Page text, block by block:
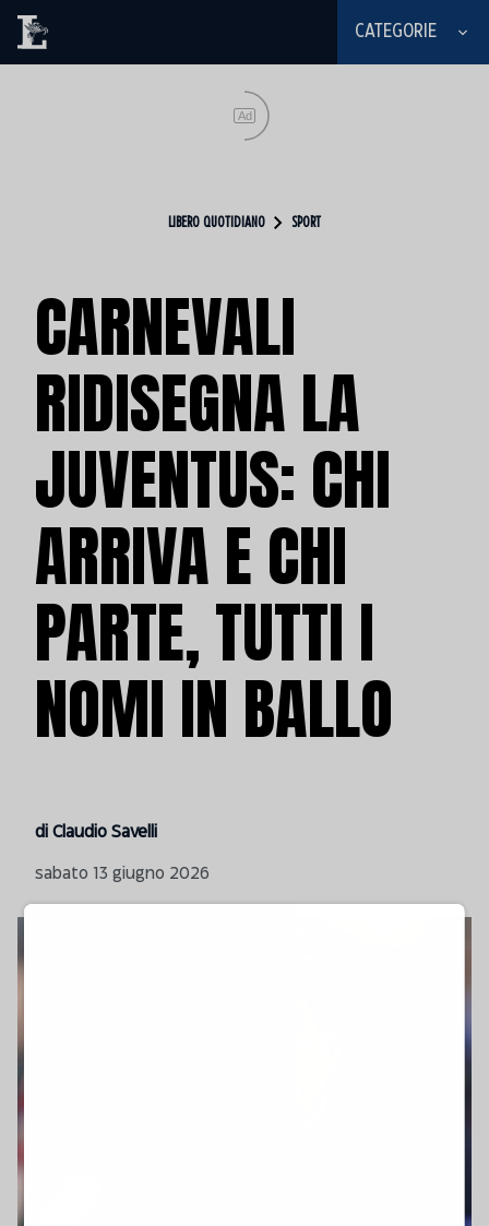
CATEGORIE
Ad
LIBERO QUOTIDIANO SPORT
CARNEVALI
RIDISEGNA LA
JUVENTUS: CHI
ARRIVA E CHI
PARTE, TUTTI I
NOMI IN BALLO
di Claudio Savelli
sabato 13 giugno 2026